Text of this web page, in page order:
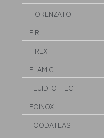
FIORENZATO
FIR
FIREX
FLAMIC
FLUID-O-TECH
FOINOX
FOODATLAS